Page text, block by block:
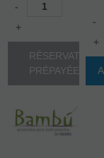
-
+
RÉSERVATION
PRÉPAYÉE
-
+